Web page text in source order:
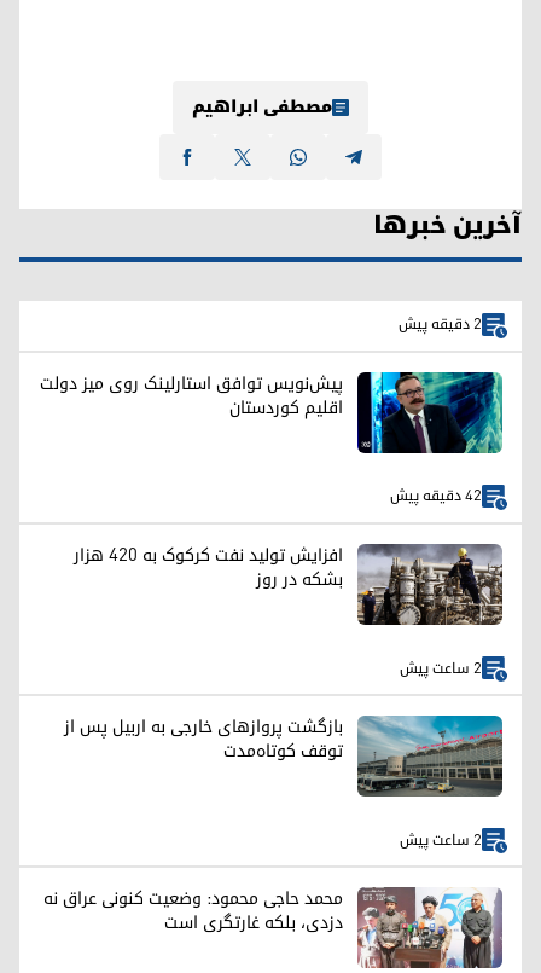
مصطفی ابراهیم
آخرین خبرها
2 دقیقه پیش
پیش‌نویس توافق استارلینک روی میز دولت
اقلیم کوردستان
42 دقیقه پیش
افزایش تولید نفت کرکوک به ۴۲۰ هزار
بشکه در روز
2 ساعت پیش
بازگشت پروازهای خارجی به اربیل پس از
توقف کوتاه‌مدت
2 ساعت پیش
محمد حاجی محمود: وضعیت کنونی عراق نه
دزدی، بلکه غارتگری است